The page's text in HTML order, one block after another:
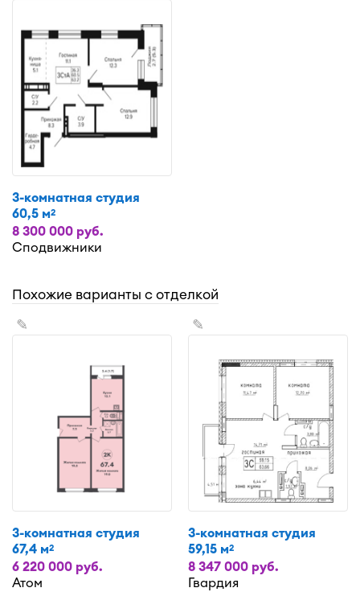
3-комнатная студия
60,5 м2
8 300 000 руб.
Сподвижники
Похожие варианты с отделкой
✎
3-комнатная студия
67,4 м2
6 220 000 руб.
Атом
✎
3-комнатная студия
59,15 м2
8 347 000 руб.
Гвардия